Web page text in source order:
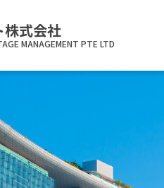
株式会社
MANAGEMENT PTE LTD